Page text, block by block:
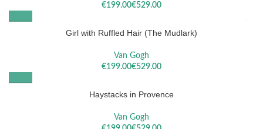
€
€
Girl with Ruffled Hair (The Mudlark)
Van Gogh
€
€
Haystacks in Provence
Van Gogh